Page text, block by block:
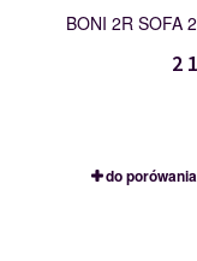
BONI 2R SOFA
2
do porówania